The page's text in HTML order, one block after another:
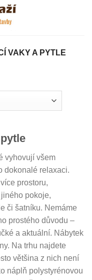
VAKY A PYTLE
vyhovují všem
dokonalé relaxaci.
prostoru,
pokoje,
či šatníku. Nemáme
prostého důvodu –
a aktuální. Nábytek
Na trhu najdete
většina z nich není
náplň polystyrénovou